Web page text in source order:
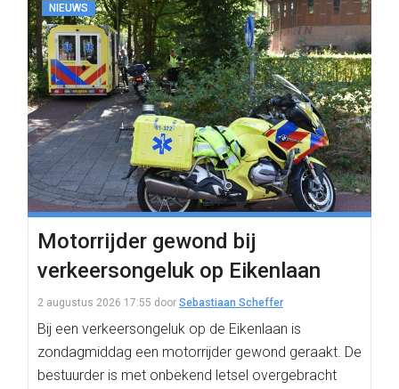
NIEUWS
Motorrijder gewond bij
verkeersongeluk op Eikenlaan
2 augustus 2026 17:55 door Sebastiaan Scheffer
Bij een verkeersongeluk op de Eikenlaan is
zondagmiddag een motorrijder gewond geraakt. De
bestuurder is met onbekend letsel overgebracht